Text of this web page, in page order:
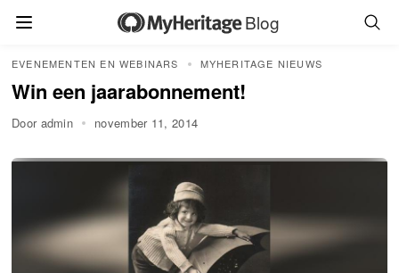
Blog
EVENEMENTEN EN WEBINARS MYHERITAGE NIEUWS
Win een jaarabonnement!
Door admin november 11, 2014